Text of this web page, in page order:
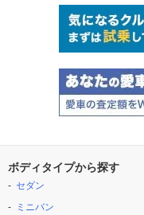
ボディタイプから探す
セダン
ミニバン